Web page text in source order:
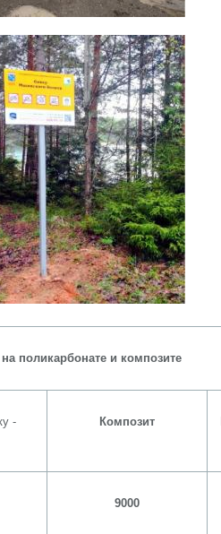
поликарбонате и композите
-
Композит
9000